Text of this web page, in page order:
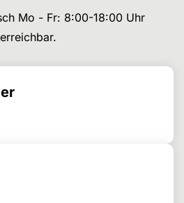
Mo - Fr: 8:00-18:00 Uhr
erreichbar.